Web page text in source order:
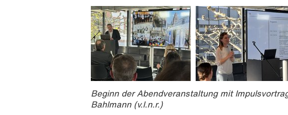
Beginn der Abendveranstaltung mit
Bahlmann (v.l.n.r.)